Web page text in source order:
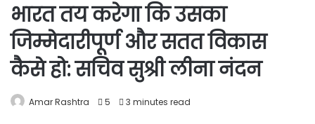
भारत तय करेगा कि उसका
जिम्मेदारीपूर्ण और सतत विकास
कैसे हो: सचिव सुश्री लीना नंदन
Amar Rashtra 5 3 minutes read